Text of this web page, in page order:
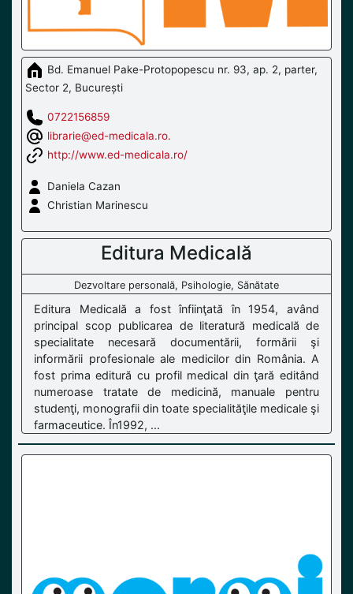
Bd. Emanuel Pake-Protopopescu nr. 93, ap. 2, parter,
Sector 2, București
0722156859
librarie@ed-medicala.ro.
http://www.ed-medicala.ro/
Daniela Cazan
Christian Marinescu
Editura Medicală
Dezvoltare personală, Psihologie, Sănătate
Editura Medicală a fost înfiinţată în 1954, având
principal scop publicarea de literatură medicală de
specialitate necesară documentării, formării şi
informării profesionale ale medicilor din România. A
fost prima editură cu profil medical din ţară editând
numeroase tratate de medicină, manuale pentru
studenţi, monografii din toate specialităţile medicale şi
farmaceutice. În1992, ...